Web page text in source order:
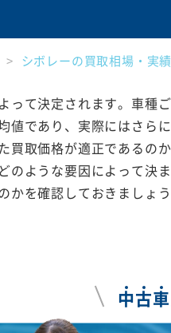
シボレーの買取相場・実績
って決定されます。車種
値であり、実際にはさら
買取価格が適正であるの
のような要因によって決
を確認しておきましょう
中古車